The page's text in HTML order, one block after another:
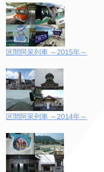
区間阿呆列車 ～2015年～
区間阿呆列車 ～2014年～